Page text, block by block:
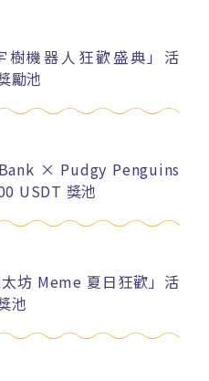
樹機器人狂歡盛典」活
勵池
× Pudgy Penguins
USDT 獎池
坊 Meme 夏日狂歡」活
池